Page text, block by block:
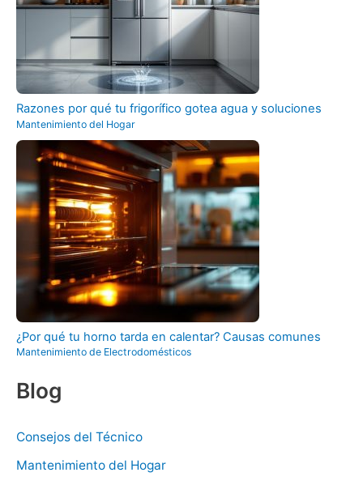
Razones por qué tu frigorífico gotea agua y soluciones
Mantenimiento del Hogar
¿Por qué tu horno tarda en calentar? Causas comunes
Mantenimiento de Electrodomésticos
Blog
Consejos del Técnico
Mantenimiento del Hogar